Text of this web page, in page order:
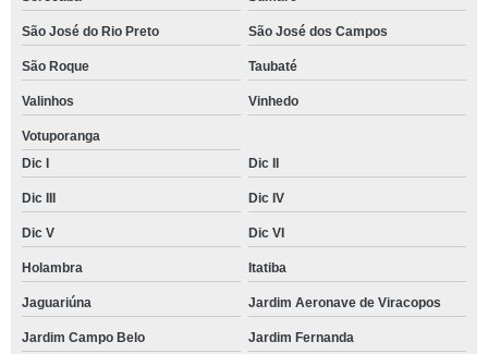
São José do Rio Preto São José dos Campos
São Roque Taubaté
Valinhos Vinhedo
Votuporanga
Dic I
Dic II
Dic III Dic IV
Dic V Dic VI
Holambra Itatiba
Jaguariúna Jardim Aeronave de Viracopos
Jardim Campo Belo Jardim Fernanda